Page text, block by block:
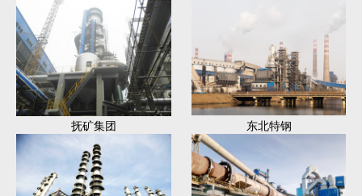
抚矿集团 东北特钢